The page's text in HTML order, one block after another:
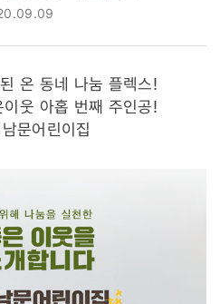
온 동네 나눔 플렉스!
웃 아홉 번째 주인공!
문어린이집